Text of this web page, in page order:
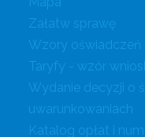
Załatw sprawę
Wzory oświadczeń
Taryfy - wzór
Wydanie decyzji o
uwarunkowaniach
Katalog opłat i